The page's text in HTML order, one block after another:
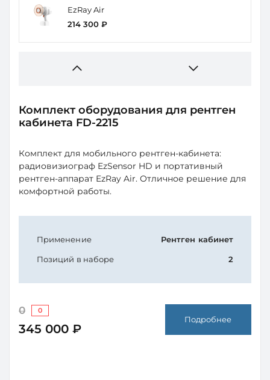
Комплект оборудования для рентген
кабинета FD-2215
Комплект для мобильного рентген-кабинета:
радиовизиограф EzSensor HD и портативный
рентген-аппарат EzRay Air. Отличное решение для
комфортной работы.
Применение Рентген кабинет
Позиций в наборе 2
0 0
345 000 ₽
Подробнее
EzRay Air
214 300 ₽